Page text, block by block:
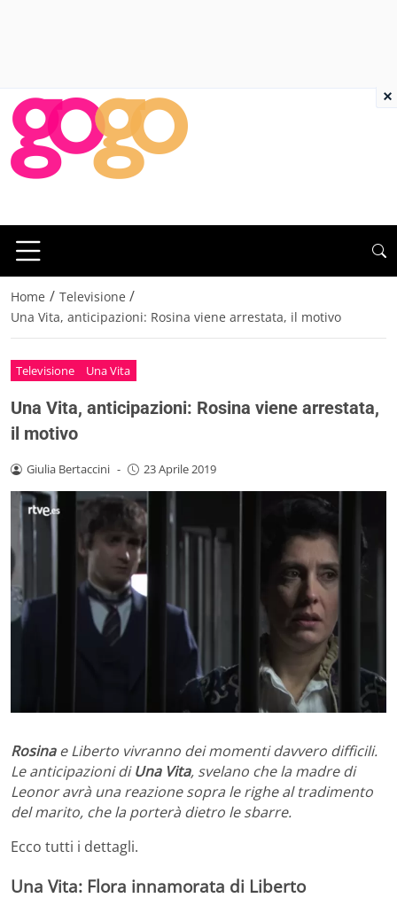
Home / Televisione /
Una Vita, anticipazioni: Rosina viene arrestata, il motivo
Televisione Una Vita
Una Vita, anticipazioni: Rosina viene arrestata,
il motivo
Giulia Bertaccini - 23 Aprile 2019
Rosinae Liberto vivranno dei momenti davvero difficili.
Le anticipazioni diUna Vita, svelano che la madre di
Leonor avrà una reazione sopra le righe al tradimento
del marito, che la porterà dietro le sbarre.
Ecco tutti i dettagli.
Una Vita: Flora innamorata di Liberto
×